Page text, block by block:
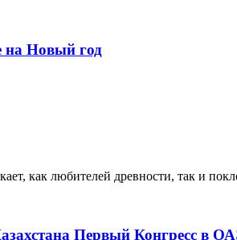
на Новый год
как любителей древности, так и
Первый Конгресс в